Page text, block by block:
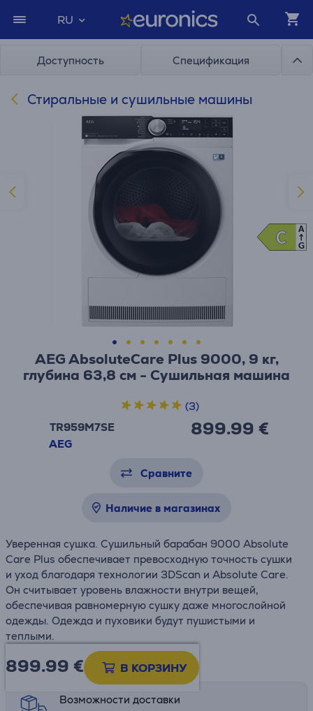
RU
Доступность Спецификация
Стиральные и сушильные машины
AEG AbsoluteCare Plus 9000, 9 кг,
глубина 63,8 см - Сушильная машина
TR959M7SE
AEG
899.99 €
(3)
Сравните
Наличие в магазинах
Уверенная сушка. Сушильный барабан 9000 Absolute
Care Plus обеспечивает превосходную точность сушки
и уход благодаря технологии 3DScan и Absolute Care.
Он считывает уровень влажности внутри вещей,
обеспечивая равномерную сушку даже многослойной
одежды. Одежда и пуховики будут пушистыми и
теплыми.
899.99 € В КОРЗИНУ
Информационный лист
C
C
A
G
Возможности доставки